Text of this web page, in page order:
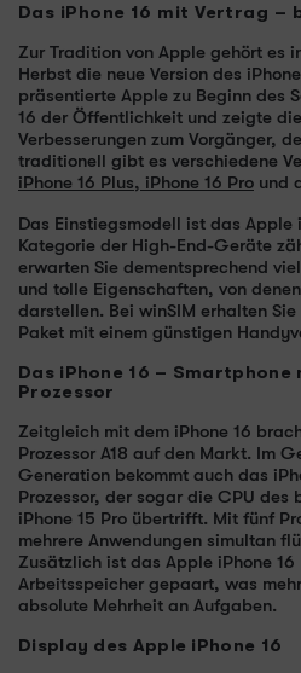
Das iPhone 16 mit Vertrag –
Zur Tradition von Apple gehört es
Herbst die neue Version des
präsentierte Apple zu Beginn des
16 der Öffentlichkeit und zeigte
Verbesserungen zum Vorgänger,
traditionell gibt es verschiedene
iPhone 16 Plus, iPhone 16 Pro und
Das Einstiegsmodell ist das Apple
Kategorie der High-End-Geräte
erwarten Sie dementsprechend
und tolle Eigenschaften, von
darstellen. Bei winSIM erhalten
Paket mit einem günstigen
Das iPhone 16 –
Prozessor
Zeitgleich mit dem iPhone 16
Prozessor A18 auf den Markt. Im
Generation bekommt auch das
Prozessor, der sogar die CPU des
iPhone 15 Pro übertrifft. Mit fünf
mehrere Anwendungen simultan
Zusätzlich ist das Apple iPhone
Arbeitsspeicher gepaart, was
absolute Mehrheit an Aufgaben.
Display des Apple iPhone 16